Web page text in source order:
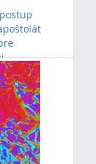
postup
pre
využitie
facebook